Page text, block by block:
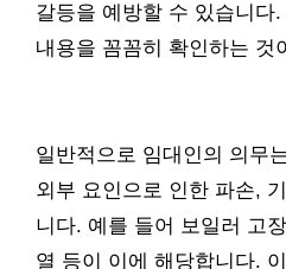
갈등을 예방할 수 있습니다
내용을 꼼꼼히 확인하는 것
일반적으로 임대인의 의무
외부 요인으로 인한 파손,
니다. 예를 들어 보일러 고
열 등이 이에 해당합니다.